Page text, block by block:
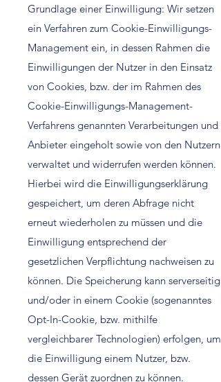
Grundlage einer Einwilligung: Wir setzen
ein Verfahren zum Cookie-Einwilligungs-
Management ein, in dessen Rahmen die
Einwilligungen der Nutzer in den Einsatz
von Cookies, bzw. der im Rahmen des
Cookie-Einwilligungs-Management-
Verfahrens genannten Verarbeitungen und
Anbieter eingeholt sowie von den Nutzern
verwaltet und widerrufen werden können.
Hierbei wird die Einwilligungserklärung
gespeichert, um deren Abfrage nicht
erneut wiederholen zu müssen und die
Einwilligung entsprechend der
gesetzlichen Verpflichtung nachweisen zu
können. Die Speicherung kann serverseitig
und/oder in einem Cookie (sogenanntes
Opt-In-Cookie, bzw. mithilfe
vergleichbarer Technologien) erfolgen, um
die Einwilligung einem Nutzer, bzw.
dessen Gerät zuordnen zu können.